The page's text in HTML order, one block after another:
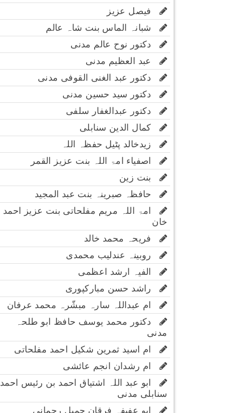
فیصل عزیز
شبانہ الماس بنت شاہ عالم
دکتور نوح عالم مدنی
عبد العظیم مدنی
دکتور عبد الغنی القوفی مدنی
دکتور سید حسین مدنی
دکتور عبدالغفار سلفی
کمال الدین سنابلی
زیدخالد پٹیل حفظہ اللہ
اصفیاء امۃ اللہ بنت عزیز القمر
بنت زین
حافظہ صبرینہ بنت عبد المجید
امۃ اللہ مریم مفلحاتی بنت عزیز احمد
خان
فریحہ محمد خالد
روبینہ عندلیب محمدی
الفیہ ارشد اعظمی
راشد حسن مبارکپوری
ام عبداللہ سارہ مبشّرہ محمد عرفان
دکتور محمد یوسف حافظ ابو طلحہ
مدنی
ام اسید ثمرین شکیل احمد مفلحاتی
ام رشدان انجم عائشی
ابو عبد اللہ اشتیاق احمد بن رئیس احمد
سنابلی مدنی
ابو عفیفہ فرقان جمیل رحمانی